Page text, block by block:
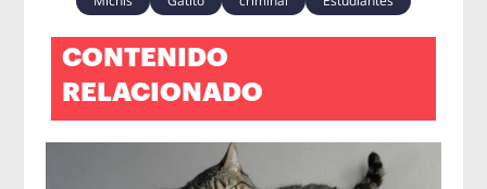
CONTENIDO
RELACIONADO